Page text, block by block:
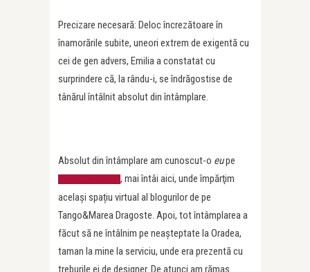
Precizare necesară: Deloc încrezătoare în
înamorările subite, uneori extrem de exigentă cu
cei de gen advers, Emilia a constatat cu
surprindere că, la rându-i, se îndrăgostise de
tânărul întâlnit absolut din întâmplare.
Absolut din întâmplare am cunoscut-o eupe
, mai întâi aici, unde împărţim
același spațiu virtual al blogurilor de pe
Tango&Marea Dragoste. Apoi, tot întâmplarea a
făcut să ne întâlnim pe neașteptate la Oradea,
taman la mine la serviciu, unde era prezentă cu
treburile ei de designer. De atunci am rămas